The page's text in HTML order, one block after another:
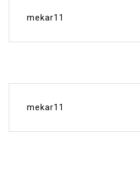
mekar11
mekar11